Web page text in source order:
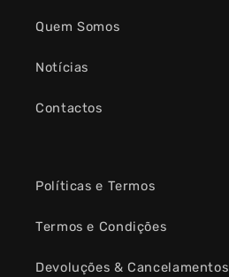
Quem Somos
Notícias
Contactos
Políticas e Termos
Termos e Condições
Devoluções & Cancelamentos